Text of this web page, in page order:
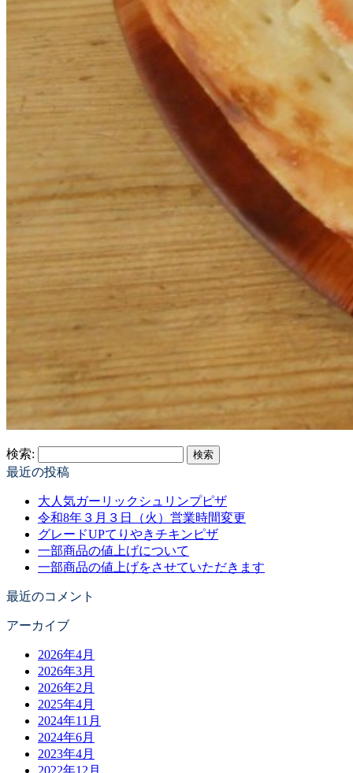
検索:
最近の投稿
大人気ガーリックシュリンプピザ
令和8年３月３日（火）営業時間変更
グレードUPてりやきチキンピザ
一部商品の値上げについて
一部商品の値上げをさせていただきます
最近のコメント
アーカイブ
2026年4月
2026年3月
2026年2月
2025年4月
2024年11月
2024年6月
2023年4月
2022年12月